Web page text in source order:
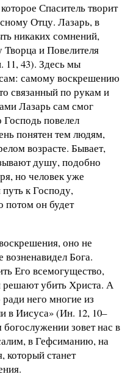
Спаситель творит
Отцу. Лазарь, в
никаких сомнений,
Творца и Повелителя
11, 43). Здесь мы
самому воскрешению
связанный по рукам и
Лазарь сам смог
повелел
понятен тем людям,
возрасте. Бывает,
душу, подобно
но человек уже
к Господу,
потом он будет
оно не
возненавидел Бога.
Его всемогущество,
убить Христа. А
него многие из
в Иисуса» (Ин. 12, 10–
зовет нас в
в Гефсиманию, на
который станет